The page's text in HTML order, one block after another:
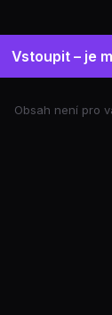
Vstoupit – je
Obsah není pro